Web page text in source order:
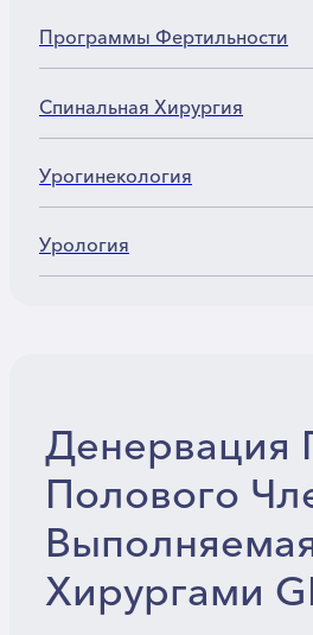
Программы Фертильности
Спинальная Хирургия
Урогинекология
Урология
Денервация
Полового
Хирургами